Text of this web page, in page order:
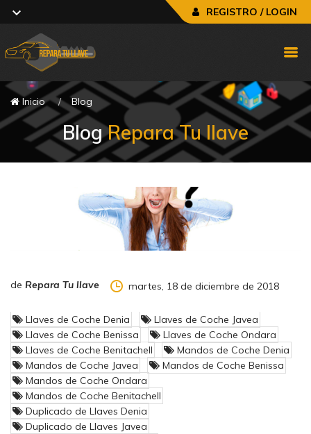
REGISTRO / LOGIN
Inicio Blog
BlogRepara Tu llave
de Repara Tu llave martes, 18 de diciembre de 2018
Llaves de Coche Denia
Llaves de Coche Javea
Llaves de Coche Benissa
Llaves de Coche Ondara
Llaves de Coche Benitachell
Mandos de Coche Denia
Mandos de Coche Javea
Mandos de Coche Benissa
Mandos de Coche Ondara
Mandos de Coche Benitachell
Duplicado de Llaves Denia
Duplicado de Llaves Javea